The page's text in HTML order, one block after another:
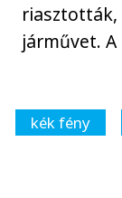
járművet.
kék fény